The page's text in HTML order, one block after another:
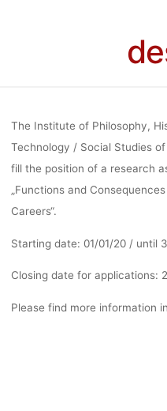
IN
The Institute of Philosophy,
Technology / Social Studies
fill the position of a research
„Functions and
Careers“.
Starting date: 01/01/20 / until
Closing date for applications:
Please find more information